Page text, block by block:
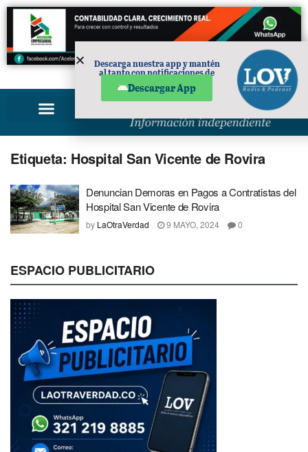
PUBLICIDAD
Etiqueta: Hospital San Vicente de Rovira
Denuncian Demoras en Pagos a Contratistas del
Hospital San Vicente de Rovira
by LaOtraVerdad 9 MAYO, 2024 0
ESPACIO PUBLICITARIO
Descarga nuestra app y mantén
al tanto con notificaciones de
Descargar App